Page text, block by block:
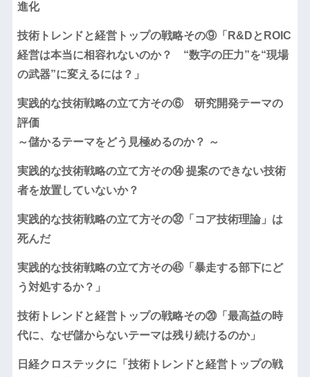
進化
技術トレンドと経営トップの戦略その⑨「R&DとROIC
経営は本当に相容れないのか？ “数字の圧力”を“現場
の武器”に変えるには？」
実践的な技術戦略の立て方その⑥ 研究開発テーマの
評価
～儲かるテーマをどう見極めるのか？ ～
実践的な技術戦略の立て方その⑭ 提案のできない技術
者を放置していないか？
実践的な技術戦略の立て方その㉜「コア技術理論」は
死んだ
実践的な技術戦略の立て方その㊺「暴走する部下にど
う対処するか？」
技術トレンドと経営トップの戦略その⑳「最高益の時
代に、なぜ儲からないテーマは残り続けるのか」
日経クロステックに「技術トレンドと経営トップの戦